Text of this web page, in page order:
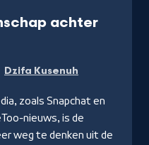
achter
Dzifa Kusenuh
zoals Snapchat en
nieuws, is de
weg te denken uit de